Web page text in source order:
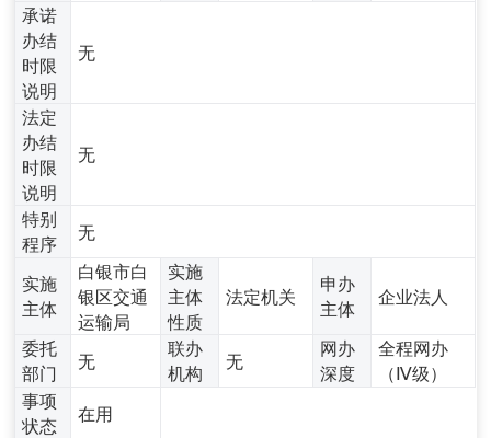
承诺
办结
时限
说明
无
法定
办结
时限
说明
无
特别
程序
无
实施
主体
白银市白
银区交通
运输局
实施
主体
性质
法定机关
申办
主体
企业法人
委托
部门
无
联办
机构
无
网办
深度
全程网办
（Ⅳ级）
事项
状态
在用